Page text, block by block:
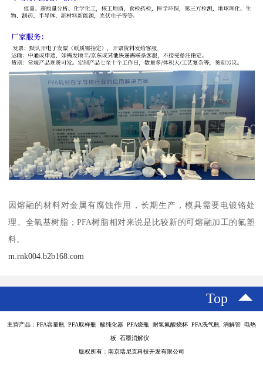
因熔融的材料对金属有腐蚀作用，长期生产，模具需要电镀铬处
理。全氧基树脂；PFA树脂相对来说是比较新的可熔融加工的氟塑
料。
m.rnk004.b2b168.com
Top
主营产品：PFA容量瓶 PFA取样瓶 酸纯化器 PFA烧瓶 耐氢氟酸烧杯 PFA洗气瓶 消解管 电热
板 石墨消解仪
版权所有：南京瑞尼克科技开发有限公司